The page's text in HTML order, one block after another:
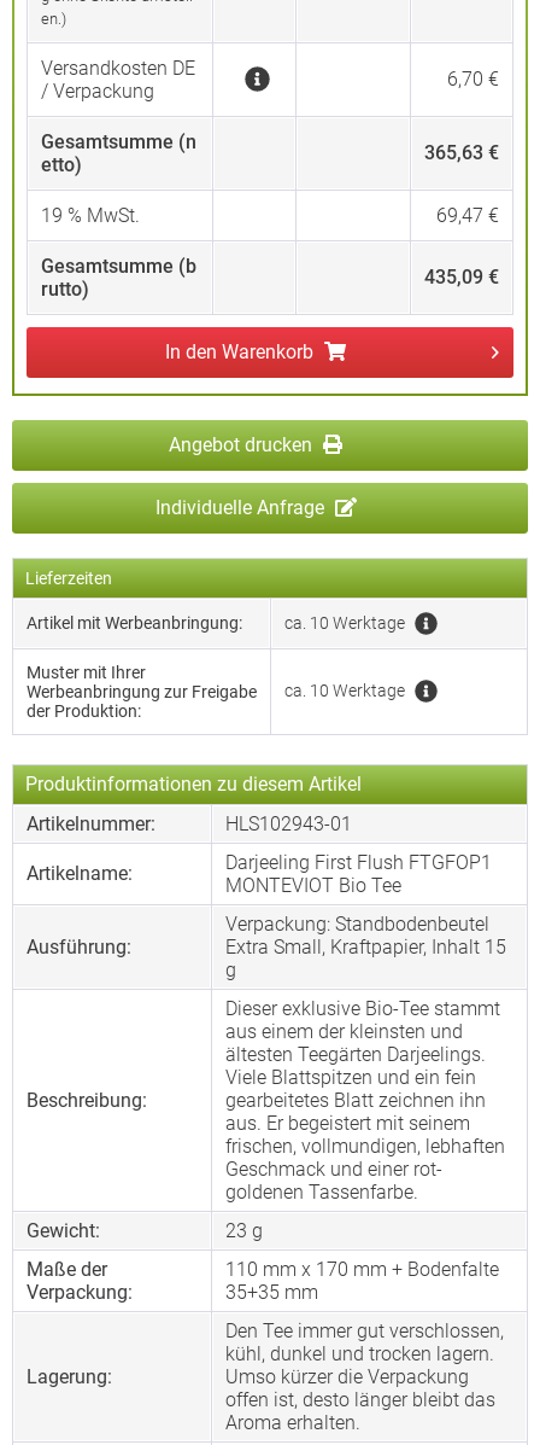
en.)
Versandkosten DE
/ Verpackung
6,70 €
Gesamtsumme (n
etto)
365,63 €
19 % MwSt. 69,47 €
Gesamtsumme (b
rutto)
435,09 €
In den Warenkorb
Angebot drucken
Individuelle Anfrage
Lieferzeiten
Artikel mit Werbeanbringung: ca. 10 Werktage
Muster mit Ihrer
Werbeanbringung zur Freigabe
der Produktion:
ca. 10 Werktage
Produktinformationen zu diesem Artikel
Artikelnummer:
HLS102943-01
Artikelname:
Darjeeling First Flush FTGFOP1
MONTEVIOT Bio Tee
Ausführung:
Verpackung: Standbodenbeutel
Extra Small, Kraftpapier, Inhalt 15
g
Beschreibung:
Dieser exklusive Bio-Tee stammt
aus einem der kleinsten und
ältesten Teegärten Darjeelings.
Viele Blattspitzen und ein fein
gearbeitetes Blatt zeichnen ihn
aus. Er begeistert mit seinem
frischen, vollmundigen, lebhaften
Geschmack und einer rot-
goldenen Tassenfarbe.
Gewicht:
23 g
Maße der
Verpackung:
110 mm x 170 mm + Bodenfalte
35+35 mm
Lagerung:
Den Tee immer gut verschlossen,
kühl, dunkel und trocken lagern.
Umso kürzer die Verpackung
offen ist, desto länger bleibt das
Aroma erhalten.